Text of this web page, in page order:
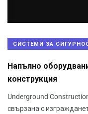
СИСТЕМИ ЗА
Напълно
конструкция
Underground
свързана с